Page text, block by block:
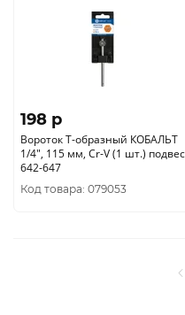
198 p
Вороток Т-образный КОБАЛЬТ
1/4", 115 мм, Cr-V (1 шт.) подвес
642-647
Код товара: 079053